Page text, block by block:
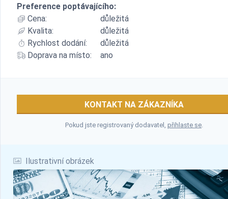
Ilustrativní obrázek
Preference poptávajícího:
Cena:
důležitá
Kvalita:
důležitá
Rychlost dodání:
důležitá
Doprava na místo:
ano
KONTAKT NA ZÁKAZNÍKA
Pokud jste registrovaný dodavatel, přihlaste se.